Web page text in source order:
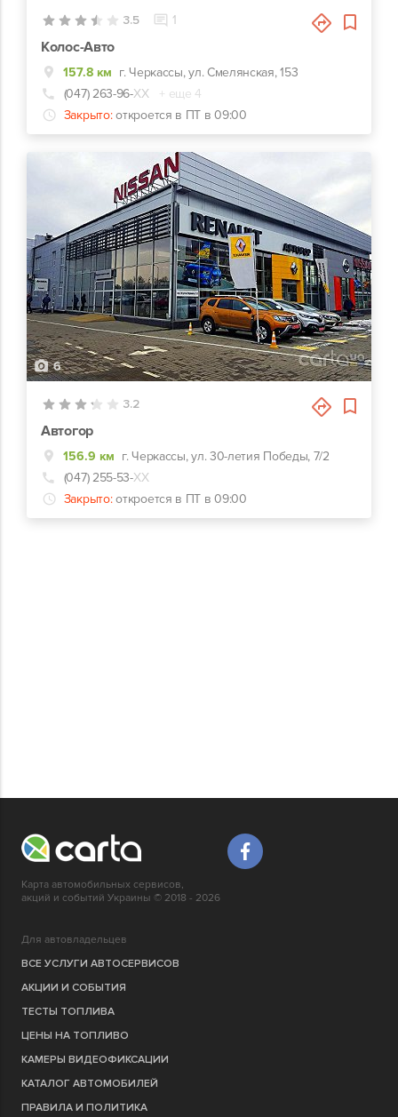
3.5 1
Колос-Авто
157.8 км г. Черкассы, ул. Смелянская, 153
(047) 263-96-ХХ
+ еще 4
Закрыто: откроется в ПТ в 09:00
6
3.2
Автогор
156.9 км г. Черкассы, ул. 30-летия Победы, 7/2
(047) 255-53-ХХ
Закрыто: откроется в ПТ в 09:00
Карта автомобильных сервисов,
акций и событий Украины © 2018 - 2026
Для автовладельцев
ВСЕ УСЛУГИ АВТОСЕРВИСОВ
АКЦИИ И СОБЫТИЯ
ТЕСТЫ ТОПЛИВА
ЦЕНЫ НА ТОПЛИВО
КАМЕРЫ ВИДЕОФИКСАЦИИ
КАТАЛОГ АВТОМОБИЛЕЙ
ПРАВИЛА И ПОЛИТИКА